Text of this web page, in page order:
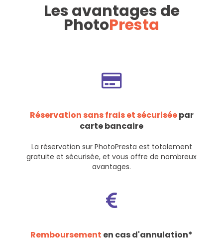
Les avantages de
PhotoPresta
Réservation sans frais et sécuriséepar
carte bancaire
La réservation sur PhotoPresta est totalement
gratuite et sécurisée, et vous offre de nombreux
avantages.
Remboursement en cas d'annulation*